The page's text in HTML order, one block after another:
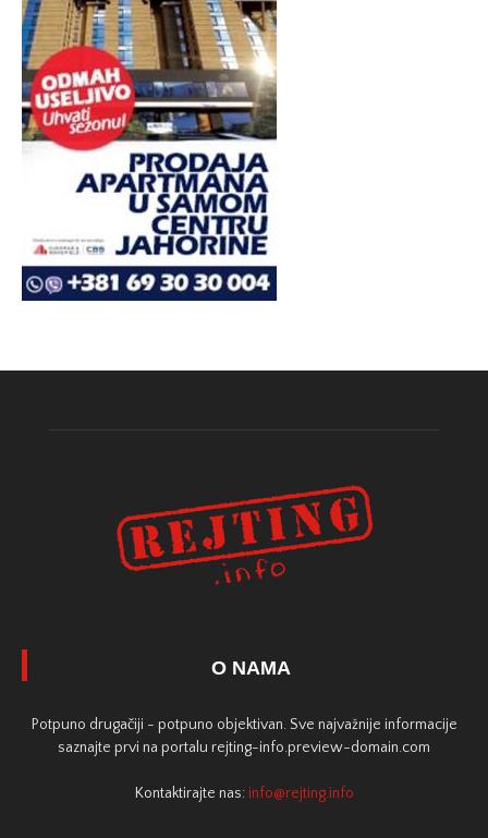
O NAMA
Potpuno drugačiji - potpuno objektivan. Sve najvažnije informacije
saznajte prvi na portalu rejting-info.preview-domain.com
Kontaktirajte nas: info@rejting.info